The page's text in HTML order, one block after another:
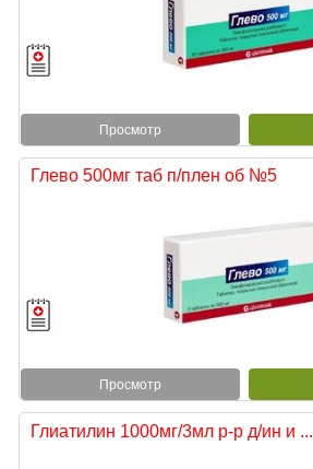
Просмотр
Глево 500мг таб п/плен об №5
Просмотр
Глиатилин 1000мг/3мл р-р д/ин и ...